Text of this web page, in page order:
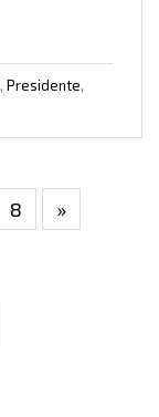
, Presidente,
8 »